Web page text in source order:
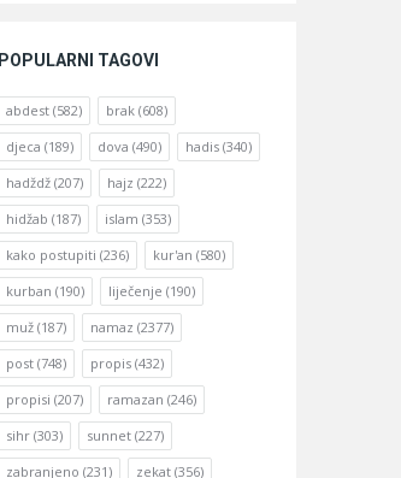
POPULARNI TAGOVI
abdest (582) brak (608)
djeca (189) dova (490) hadis (340)
hadždž (207) hajz (222)
hidžab (187) islam (353)
kako postupiti (236) kur'an (580)
kurban (190) liječenje (190)
muž (187) namaz (2377)
post (748) propis (432)
propisi (207) ramazan (246)
sihr (303) sunnet (227)
zabranjeno (231) zekat (356)